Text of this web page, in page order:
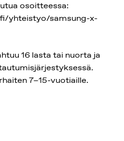
osoitteessa:
yhteistyo/samsung-x-
16 lasta tai nuorta ja
7–15-vuotiaille.